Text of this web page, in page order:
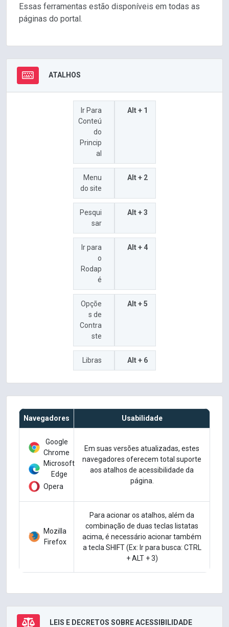
Essas ferramentas estão disponíveis em todas as
páginas do portal.
ATALHOS
Ir Para
Conteú
do
Princip
al
Alt + 1
Menu
do site
Alt + 2
Pesqui
sar
Alt + 3
Ir para
o
Rodap
é
Alt + 4
Opçõe
s de
Contra
ste
Alt + 5
Libras Alt + 6
Navegadores Usabilidade
Google
Chrome
Microsoft
Edge
Opera
Em suas versões atualizadas, estes
navegadores oferecem total suporte
aos atalhos de acessibilidade da
página.
Mozilla
Firefox
Para acionar os atalhos, além da
combinação de duas teclas listatas
acima, é necessário acionar também
a tecla SHIFT (Ex: Ir para busca: CTRL
+ ALT + 3)
LEIS E DECRETOS SOBRE ACESSIBILIDADE